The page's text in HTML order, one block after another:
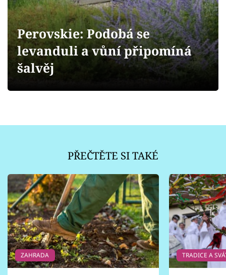
Přihlášení
Sledujte nás
Perovskie: Podobá se
levanduli a vůní připomíná
šalvěj
PŘEČTĚTE SI TAKÉ
ZAHRADA TRADICE A